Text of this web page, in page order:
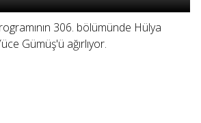
306. bölümünde Hülya
Gümüş'ü ağırlıyor.